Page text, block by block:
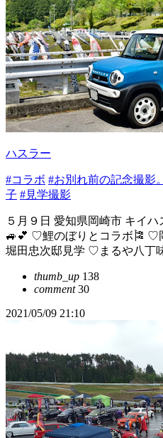
ハスラー
#コラボ #お別れ前の記念撮影。
子 #見学撮影
５月９日 愛知県岡崎市 キイ
🚙💕 ♡鯉のぼりとコラボ🎏 ♡
堀田忠次邸見学 ♡まるや八丁
thumb_up 138
comment30
2021/05/09 21:10